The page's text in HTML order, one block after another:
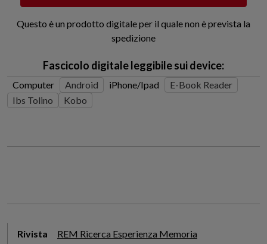
Questo è un prodotto digitale per il quale non è prevista la
spedizione
Fascicolo digitale leggibile sui device:
Computer Android iPhone/Ipad
E-Book Reader
Ibs Tolino
Kobo
Rivista
REM Ricerca Esperienza Memoria